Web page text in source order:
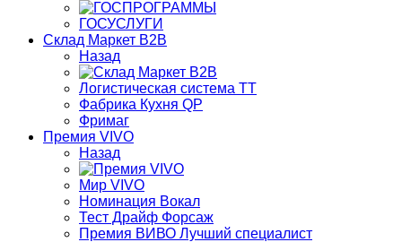
ГОСУСЛУГИ
Склад Маркет В2В
Назад
Логистическая система ТТ
Фабрика Кухня QP
Фримаг
Премия VIVO
Назад
Мир VIVO
Номинация Вокал
Тест Драйф Форсаж
Премия ВИВО Лучший специалист